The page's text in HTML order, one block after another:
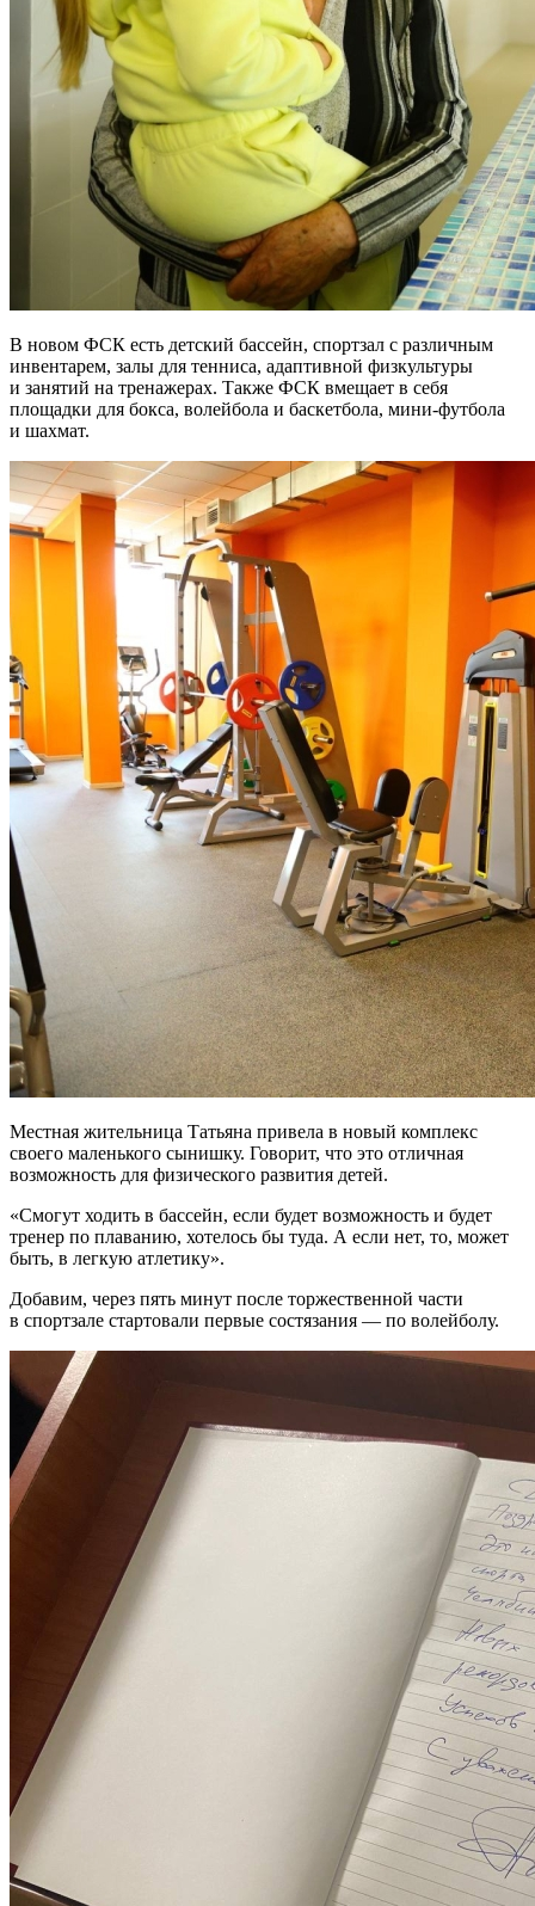
В новом ФСК есть детский бассейн, спортзал с различным
инвентарем, залы для тенниса, адаптивной физкультуры
и занятий на тренажерах. Также ФСК вмещает в себя
площадки для бокса, волейбола и баскетбола, мини-футбола
и шахмат.
Местная жительница Татьяна привела в новый комплекс
своего маленького сынишку. Говорит, что это отличная
возможность для физического развития детей.
«Смогут ходить в бассейн, если будет возможность и будет
тренер по плаванию, хотелось бы туда. А если нет, то, может
быть, в легкую атлетику».
Добавим, через пять минут после торжественной части
в спортзале стартовали первые состязания — по волейболу.